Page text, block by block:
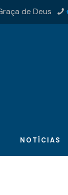
de Deus
NOTÍCIAS